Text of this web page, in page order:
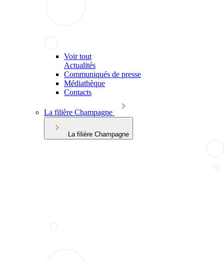
Voir tout
Actualités
Communiqués de presse
Médiathèque
Contacts
La filière Champagne
La filière Champagne